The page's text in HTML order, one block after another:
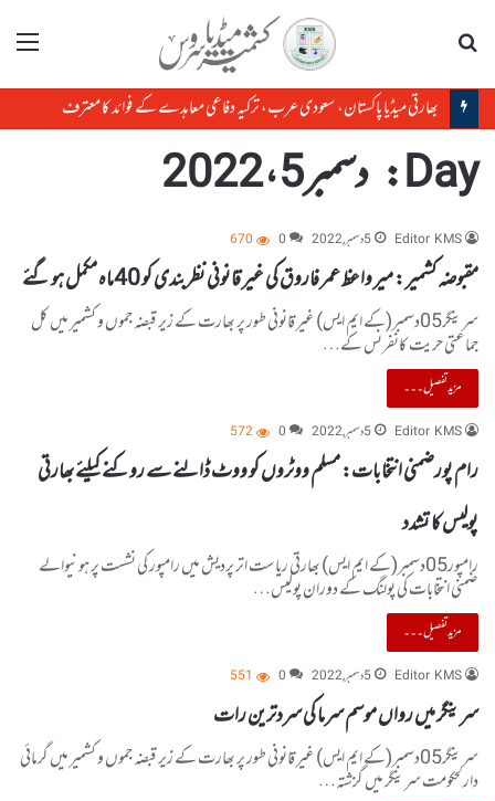
مینو
بھارتی میڈیا پاکستان، سعودی عرب، ترکیہ دفاعی معاہدے کے فوائد کا معترف
Day: دسمبر 5، 2022
Editor KMS 5 دسمبر, 2022 0
670
مقبوضہ کشمیر : میر واعظ عمر فاروق کی غیر قانونی نظربندی کو 40ماہ مکمل ہو گئے
سرینگر05دسمبر(کے ایم ایس) غیر قانونی طور پر بھارت کے زیر قبضہ جموں و کشمیر میں کل
جماعتی حریت کانفرنس کے…
مزید تفصیل۔۔۔
Editor KMS 5 دسمبر, 2022 0
572
رام پورضمنی انتخابات: مسلم ووٹروں کو ووٹ ڈالنے سے روکنے کیلئے بھارتی
پولیس کا تشدد
رامپور05دسمبر(کے ایم ایس) بھارتی ریاست اتر پردیش میں رامپور کی نشست پر ہونیوالے
ضمنی انتخابات کی پولنگ کے دوران پولیس…
مزید تفصیل۔۔۔
Editor KMS 5 دسمبر, 2022 0
551
سرینگر میں رواں موسم سرما کی سردترین رات
سرینگر05دسمبر(کے ایم ایس) غیر قانونی طور پر بھارت کے زیر قبضہ جموں و کشمیر میں گرمائی
دارلحکومت سرینگر میں گزشتہ…